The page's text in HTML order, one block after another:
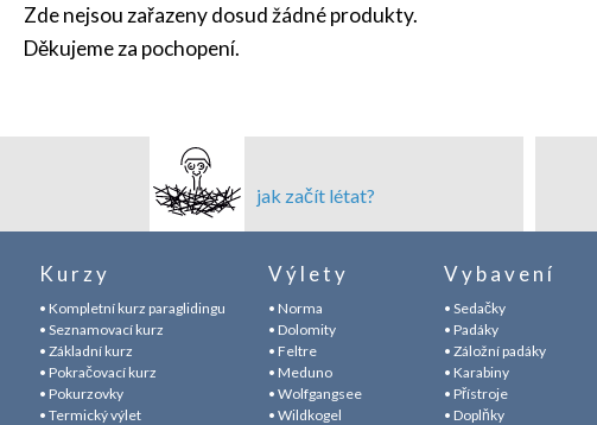
Zde nejsou zařazeny dosud žádné produkty.
Děkujeme za pochopení.
jak začít létat?
Kurzy
• Kompletní kurz paraglidingu
• Seznamovací kurz
• Základní kurz
• Pokračovací kurz
• Pokurzovky
• Termický výlet
Výlety
• Norma
• Dolomity
• Feltre
• Meduno
• Wolfgangsee
• Wildkogel
Vybavení
• Sedačky
• Padáky
• Záložní padáky
• Karabiny
• Přístroje
• Doplňky